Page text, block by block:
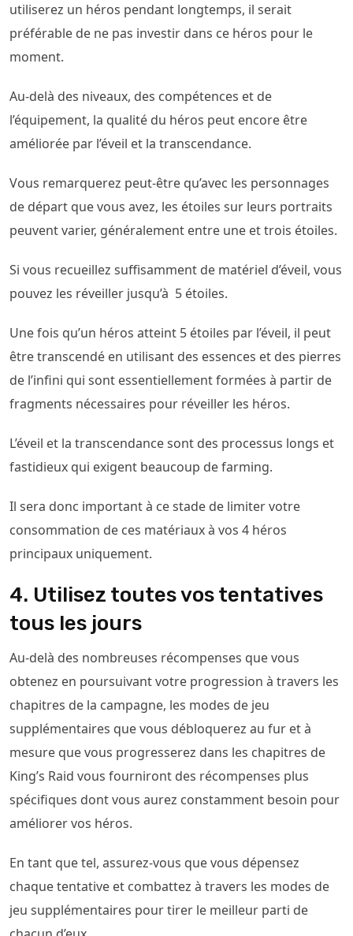
utiliserez un héros pendant longtemps, il serait
préférable de ne pas investir dans ce héros pour le
moment.
Au-delà des niveaux, des compétences et de
l’équipement, la qualité du héros peut encore être
améliorée par l’éveil et la transcendance.
Vous remarquerez peut-être qu’avec les personnages
de départ que vous avez, les étoiles sur leurs portraits
peuvent varier, généralement entre une et trois étoiles.
Si vous recueillez suffisamment de matériel d’éveil, vous
pouvez les réveiller jusqu’à 5 étoiles.
Une fois qu’un héros atteint 5 étoiles par l’éveil, il peut
être transcendé en utilisant des essences et des pierres
de l’infini qui sont essentiellement formées à partir de
fragments nécessaires pour réveiller les héros.
L’éveil et la transcendance sont des processus longs et
fastidieux qui exigent beaucoup de farming.
Il sera donc important à ce stade de limiter votre
consommation de ces matériaux à vos 4 héros
principaux uniquement.
4. Utilisez toutes vos tentatives
tous les jours
Au-delà des nombreuses récompenses que vous
obtenez en poursuivant votre progression à travers les
chapitres de la campagne, les modes de jeu
supplémentaires que vous débloquerez au fur et à
mesure que vous progresserez dans les chapitres de
King’s Raid vous fourniront des récompenses plus
spécifiques dont vous aurez constamment besoin pour
améliorer vos héros.
En tant que tel, assurez-vous que vous dépensez
chaque tentative et combattez à travers les modes de
jeu supplémentaires pour tirer le meilleur parti de